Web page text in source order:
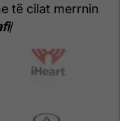
të cilat merrnin
/